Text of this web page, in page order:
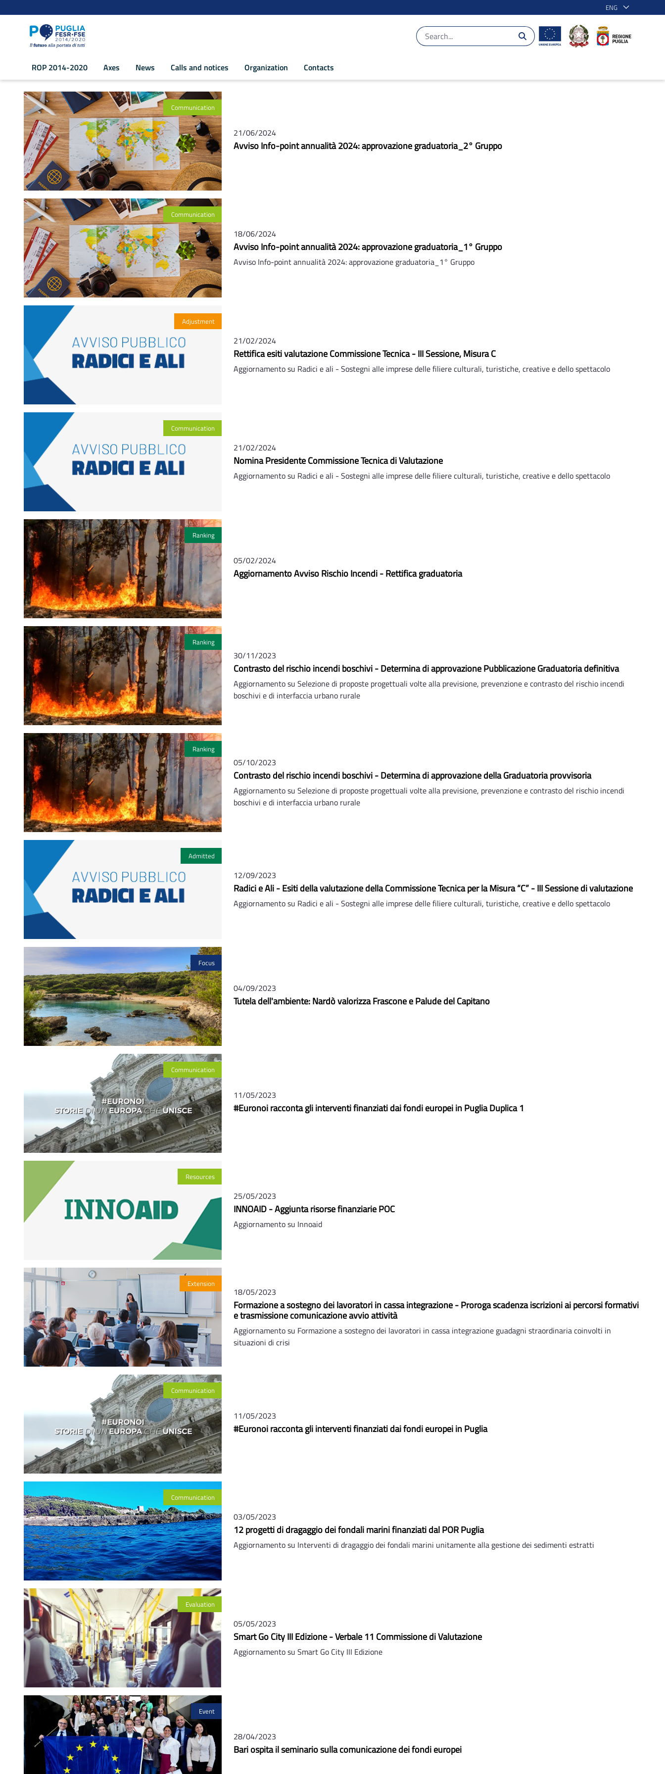
ENG
ROP 2014-2020 Axes News Calls and notices Organization Contacts
prova lingua - POR Puglia 2014-2020
Communication
21/06/2024
Avviso Info-point annualità 2024: approvazione graduatoria_2° Gruppo
Communication
18/06/2024
Avviso Info-point annualità 2024: approvazione graduatoria_1° Gruppo
Avviso Info-point annualità 2024: approvazione graduatoria_1° Gruppo
Adjustment
21/02/2024
Rettifica esiti valutazione Commissione Tecnica - III Sessione, Misura C
Aggiornamento su Radici e ali - Sostegni alle imprese delle filiere culturali, turistiche, creative e dello spettacolo
Communication
21/02/2024
Nomina Presidente Commissione Tecnica di Valutazione
Aggiornamento su Radici e ali - Sostegni alle imprese delle filiere culturali, turistiche, creative e dello spettacolo
Ranking
05/02/2024
Aggiornamento Avviso Rischio Incendi - Rettifica graduatoria
Ranking
30/11/2023
Contrasto del rischio incendi boschivi - Determina di approvazione Pubblicazione Graduatoria definitiva
Aggiornamento su Selezione di proposte progettuali volte alla previsione, prevenzione e contrasto del rischio incendi
boschivi e di interfaccia urbano rurale
Ranking
05/10/2023
Contrasto del rischio incendi boschivi - Determina di approvazione della Graduatoria provvisoria
Aggiornamento su Selezione di proposte progettuali volte alla previsione, prevenzione e contrasto del rischio incendi
boschivi e di interfaccia urbano rurale
Admitted
12/09/2023
Radici e Ali - Esiti della valutazione della Commissione Tecnica per la Misura “C” - III Sessione di valutazione
Aggiornamento su Radici e ali - Sostegni alle imprese delle filiere culturali, turistiche, creative e dello spettacolo
Focus
04/09/2023
Tutela dell'ambiente: Nardò valorizza Frascone e Palude del Capitano
Communication
11/05/2023
#Euronoi racconta gli interventi finanziati dai fondi europei in Puglia Duplica 1
Resources
25/05/2023
INNOAID - Aggiunta risorse finanziarie POC
Aggiornamento su Innoaid
Extension
18/05/2023
Formazione a sostegno dei lavoratori in cassa integrazione - Proroga scadenza iscrizioni ai percorsi formativi
e trasmissione comunicazione avvio attività
Aggiornamento su Formazione a sostegno dei lavoratori in cassa integrazione guadagni straordinaria coinvolti in
situazioni di crisi
Communication
11/05/2023
#Euronoi racconta gli interventi finanziati dai fondi europei in Puglia
Communication
03/05/2023
12 progetti di dragaggio dei fondali marini finanziati dal POR Puglia
Aggiornamento su Interventi di dragaggio dei fondali marini unitamente alla gestione dei sedimenti estratti
Evaluation
05/05/2023
Smart Go City III Edizione - Verbale 11 Commissione di Valutazione
Aggiornamento su Smart Go City III Edizione
Event
28/04/2023
Bari ospita il seminario sulla comunicazione dei fondi europei